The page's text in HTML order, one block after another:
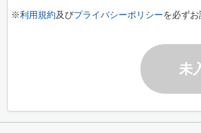
※利用規約及びプライバシーポリシーを必ず
未